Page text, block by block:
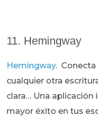
11. Hemingway
Hemingway. Conecta
cualquier otra
clara… Una aplicación
mayor éxito en tus